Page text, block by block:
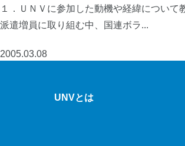
１．ＵＮＶに参加した動機や経緯につい
派遣増員に取り組む中、国連ボラ...
2005.03.08
UNVとは